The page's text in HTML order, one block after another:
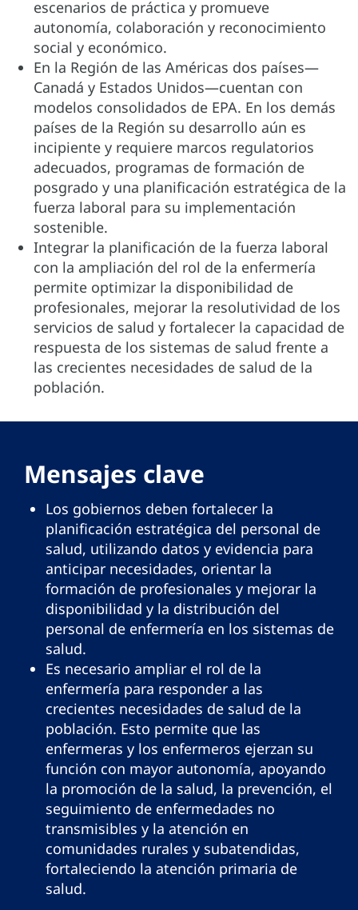
escenarios de práctica y promueve
autonomía, colaboración y reconocimiento
social y económico.
En la Región de las Américas dos países—
Canadá y Estados Unidos—cuentan con
modelos consolidados de EPA. En los demás
países de la Región su desarrollo aún es
incipiente y requiere marcos regulatorios
adecuados, programas de formación de
posgrado y una planificación estratégica de la
fuerza laboral para su implementación
sostenible.
Integrar la planificación de la fuerza laboral
con la ampliación del rol de la enfermería
permite optimizar la disponibilidad de
profesionales, mejorar la resolutividad de los
servicios de salud y fortalecer la capacidad de
respuesta de los sistemas de salud frente a
las crecientes necesidades de salud de la
población.
Mensajes clave
Los gobiernos deben fortalecer la
planificación estratégica del personal de
salud, utilizando datos y evidencia para
anticipar necesidades, orientar la
formación de profesionales y mejorar la
disponibilidad y la distribución del
personal de enfermería en los sistemas de
salud.
Es necesario ampliar el rol de la
enfermería para responder a las
crecientes necesidades de salud de la
población. Esto permite que las
enfermeras y los enfermeros ejerzan su
función con mayor autonomía, apoyando
la promoción de la salud, la prevención, el
seguimiento de enfermedades no
transmisibles y la atención en
comunidades rurales y subatendidas,
fortaleciendo la atención primaria de
salud.